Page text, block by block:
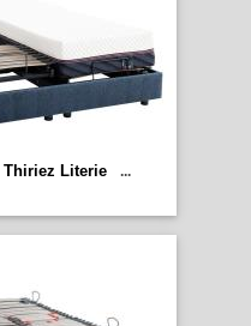
Thiriez Literie
...